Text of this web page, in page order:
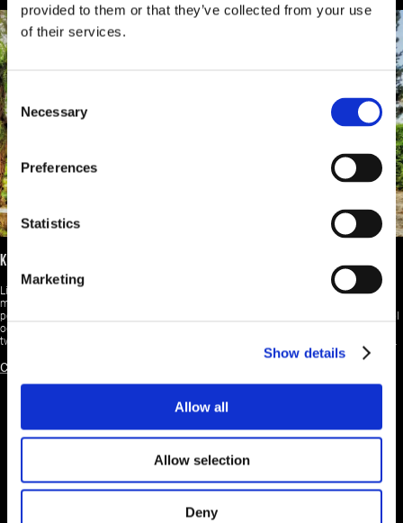
provided to them or that they’ve collected from your use
of their services.
Consent
Selection
Necessary
Preferences
Statistics
Marketing
Show details
Allow all
Allow selection
Deny
KULTURA I HISTROIA
Limassol na Cyprze szczyci się urzekającą historią, która sięga tysiącleci. Korzenie
miasta sięgają czasów starożytnych, kiedy było znane jako Neapolis. Rozwijało się
pod rządami różnych cywilizacji, w tym Fenicjan, Asyryjczyków i Rzymian. Limassol
odegrało znaczącą rolę podczas wypraw krzyżowych, służąc jako strategiczna
twierdza i będąc świadkiem bitew między Ryszardem Lwie Serce a Bizantyjczykami.
Czytaj więcej
ZAREZERWUJ BEZPOŚREDNIO I UZYSKAJ10%RABATU
Dołącz do nas już dziś, to proste i bezpłatne.
Zacznij zdobywać zniżkę przy każdej rezerwacji dokonanej za
pośrednictwem naszej oficjalnej strony internetowej!